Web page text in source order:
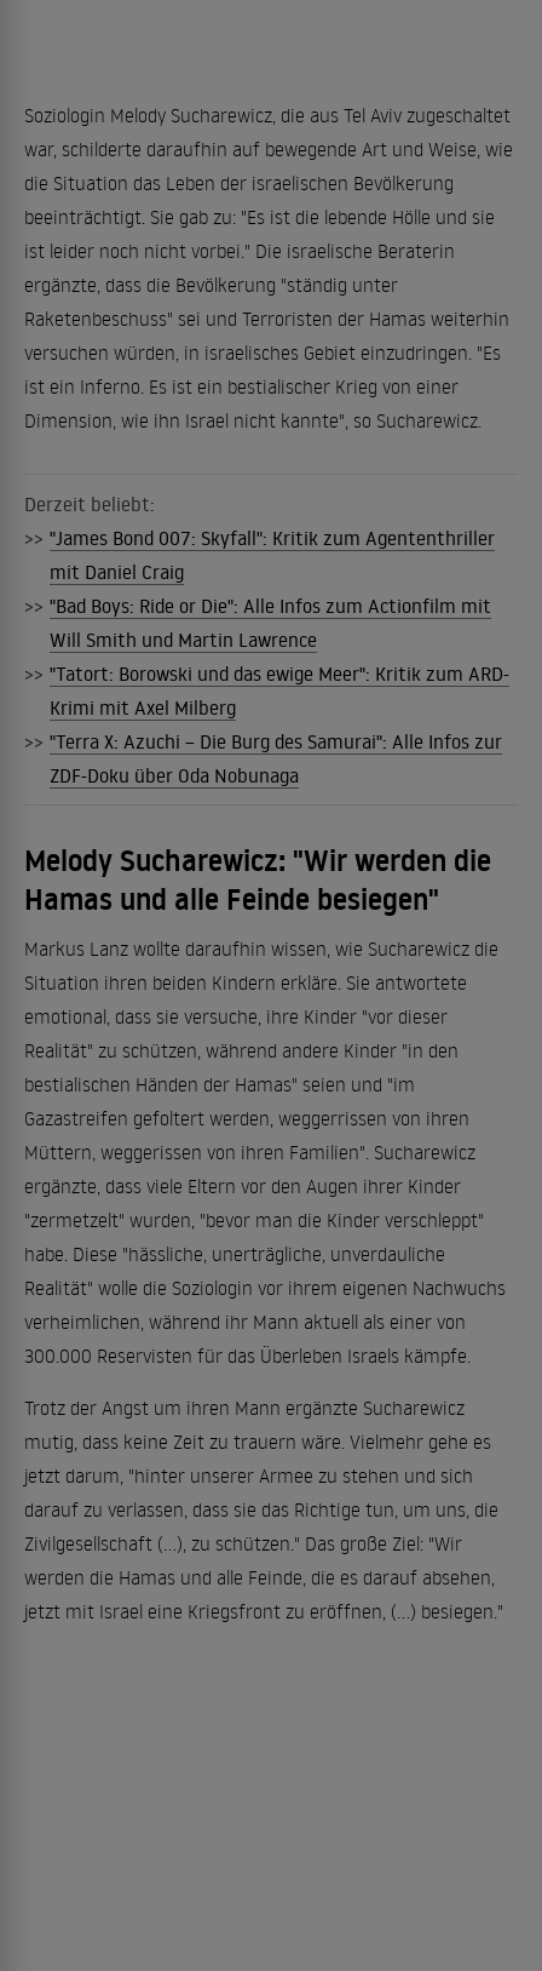
Soziologin Melody Sucharewicz, die aus Tel Aviv zugeschaltet
war, schilderte daraufhin auf bewegende Art und Weise, wie
die Situation das Leben der israelischen Bevölkerung
beeinträchtigt. Sie gab zu: "Es ist die lebende Hölle und sie
ist leider noch nicht vorbei." Die israelische Beraterin
ergänzte, dass die Bevölkerung "ständig unter
Raketenbeschuss" sei und Terroristen der Hamas weiterhin
versuchen würden, in israelisches Gebiet einzudringen. "Es
ist ein Inferno. Es ist ein bestialischer Krieg von einer
Dimension, wie ihn Israel nicht kannte", so Sucharewicz.
Derzeit beliebt:
>> "James Bond 007: Skyfall": Kritik zum Agententhriller
mit Daniel Craig
>> "Bad Boys: Ride or Die": Alle Infos zum Actionfilm mit
Will Smith und Martin Lawrence
>> "Tatort: Borowski und das ewige Meer": Kritik zum ARD-
Krimi mit Axel Milberg
>> "Terra X: Azuchi – Die Burg des Samurai": Alle Infos zur
ZDF-Doku über Oda Nobunaga
Melody Sucharewicz: "Wir werden die
Hamas und alle Feinde besiegen"
Markus Lanz wollte daraufhin wissen, wie Sucharewicz die
Situation ihren beiden Kindern erkläre. Sie antwortete
emotional, dass sie versuche, ihre Kinder "vor dieser
Realität" zu schützen, während andere Kinder "in den
bestialischen Händen der Hamas" seien und "im
Gazastreifen gefoltert werden, weggerrissen von ihren
Müttern, weggerissen von ihren Familien". Sucharewicz
ergänzte, dass viele Eltern vor den Augen ihrer Kinder
"zermetzelt" wurden, "bevor man die Kinder verschleppt"
habe. Diese "hässliche, unerträgliche, unverdauliche
Realität" wolle die Soziologin vor ihrem eigenen Nachwuchs
verheimlichen, während ihr Mann aktuell als einer von
300.000 Reservisten für das Überleben Israels kämpfe.
Trotz der Angst um ihren Mann ergänzte Sucharewicz
mutig, dass keine Zeit zu trauern wäre. Vielmehr gehe es
jetzt darum, "hinter unserer Armee zu stehen und sich
darauf zu verlassen, dass sie das Richtige tun, um uns, die
Zivilgesellschaft (...), zu schützen." Das große Ziel: "Wir
werden die Hamas und alle Feinde, die es darauf absehen,
jetzt mit Israel eine Kriegsfront zu eröffnen, (...) besiegen."